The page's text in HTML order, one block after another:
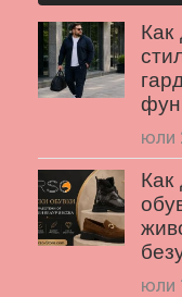
Как
юли
Как
юли